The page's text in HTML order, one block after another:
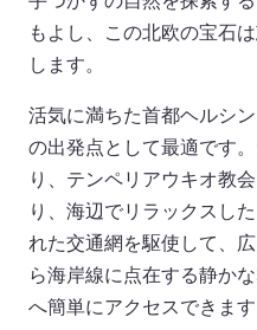
もよし、この北欧の宝石
します。
活気に満ちた首都ヘルシ
の出発点として最適です
り、テンペリアウキオ教
り、海辺でリラックスし
れた交通網を駆使して、
ら海岸線に点在する静か
へ簡単にアクセスできます